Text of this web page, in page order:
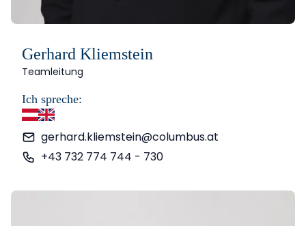
Gerhard Kliemstein
Teamleitung
Ich spreche:
gerhard.kliemstein@columbus.at
+43 732 774 744 - 730